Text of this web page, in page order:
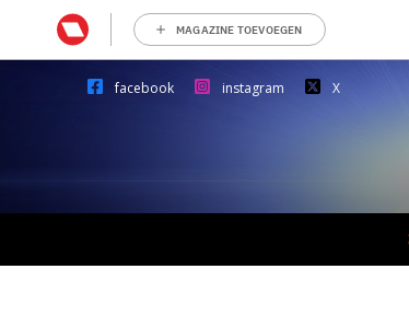
MAGAZINE TOEVOEGEN
facebook instagram X